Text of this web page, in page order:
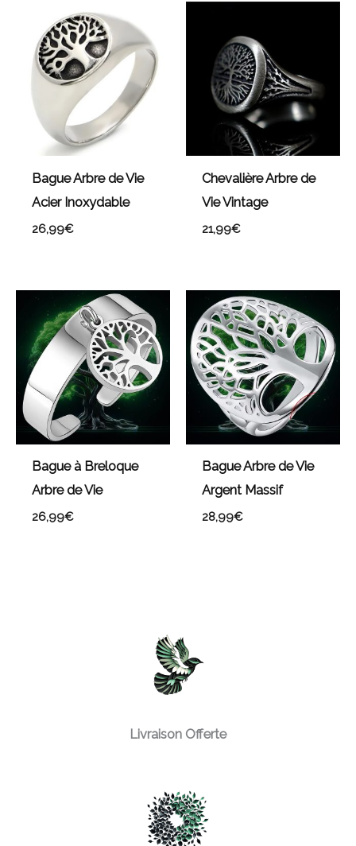
Bague Arbre de Vie
Acier Inoxydable
26,99€
Chevalière Arbre de
Vie Vintage
21,99€
Bague à Breloque
Arbre de Vie
26,99€
Bague Arbre de Vie
Argent Massif
28,99€
Livraison Offerte